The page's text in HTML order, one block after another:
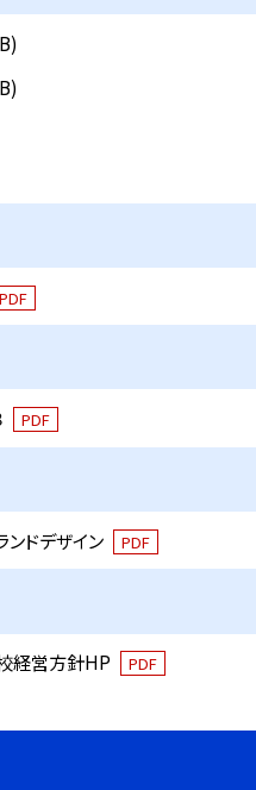
PDF
PDF
ドデザイン PDF
経営方針HP PDF